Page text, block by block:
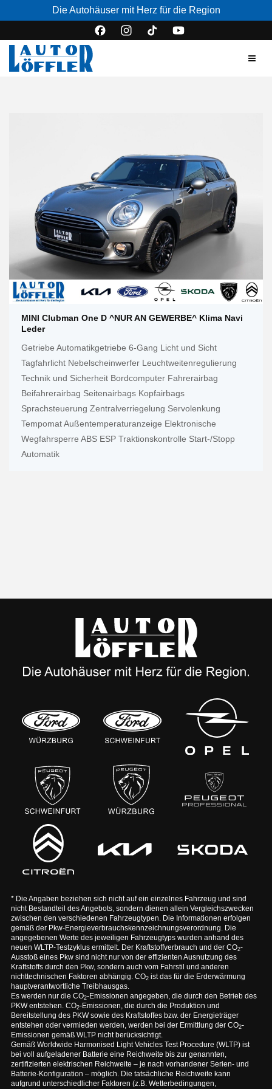
Die Autohäuser mit Herz für die Region
MINI Clubman One D ^NUR AN GEWERBE^ Klima Navi
Leder
Getriebe Automatikgetriebe 6-Gang Licht und Sicht
Tagfahrlicht Nebelscheinwerfer Leuchtweitenregulierung
Technik und Sicherheit Bordcomputer Fahrerairbag
Beifahrerairbag Seitenairbags Kopfairbags
Sprachsteuerung Zentralverriegelung Servolenkung
Tempomat Außentemperaturanzeige Elektronische
Wegfahrsperre ABS ESP Traktionskontrolle Start-/Stopp
Automatik
* Die Angaben beziehen sich nicht auf ein einzelnes Fahrzeug und sind
nicht Bestandteil des Angebots, sondern dienen allein Vergleichszwecken
zwischen den verschiedenen Fahrzeugtypen. Die Informationen erfolgen
gemäß der Pkw-Energieverbrauchskennzeichnungsverordnung. Die
angegebenen Werte des jeweiligen Fahrzeugtyps wurden anhand des
neuen WLTP-Testzyklus ermittelt. Der Kraftstoffverbrauch und der CO2-
Ausstoß eines Pkw sind nicht nur von der effizienten Ausnutzung des
Kraftstoffs durch den Pkw, sondern auch vom Fahrstil und anderen
nichttechnischen Faktoren abhängig. CO2ist das für die Erderwärmung
hauptverantwortliche Treibhausgas.
Es werden nur die CO2-Emissionen angegeben, die durch den Betrieb des
PKW entstehen. CO2-Emissionen, die durch die Produktion und
Bereitstellung des PKW sowie des Kraftstoffes bzw. der Energieträger
entstehen oder vermieden werden, werden bei der Ermittlung der CO2-
Emissionen gemäß WLTP nicht berücksichtigt.
Gemäß Worldwide Harmonised Light Vehicles Test Procedure (WLTP) ist
bei voll aufgeladener Batterie eine Reichweite bis zur genannten,
zertifizierten elektrischen Reichweite – je nach vorhandener Serien- und
Batterie-Konfiguration – möglich. Die tatsächliche Reichweite kann
aufgrund unterschiedlicher Faktoren (z.B. Wetterbedingungen,